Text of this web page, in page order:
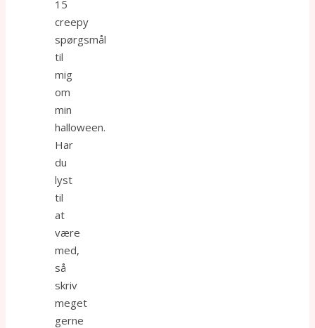
15
creepy
spørgsmål
til
mig
om
min
halloween.
Har
du
lyst
til
at
være
med,
så
skriv
meget
gerne